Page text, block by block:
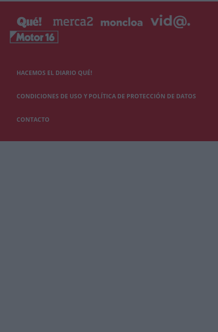
HACEMOS EL DIARIO QUÉ!
CONDICIONES DE USO Y POLÍTICA DE PROTECCIÓN DE DATOS
CONTACTO